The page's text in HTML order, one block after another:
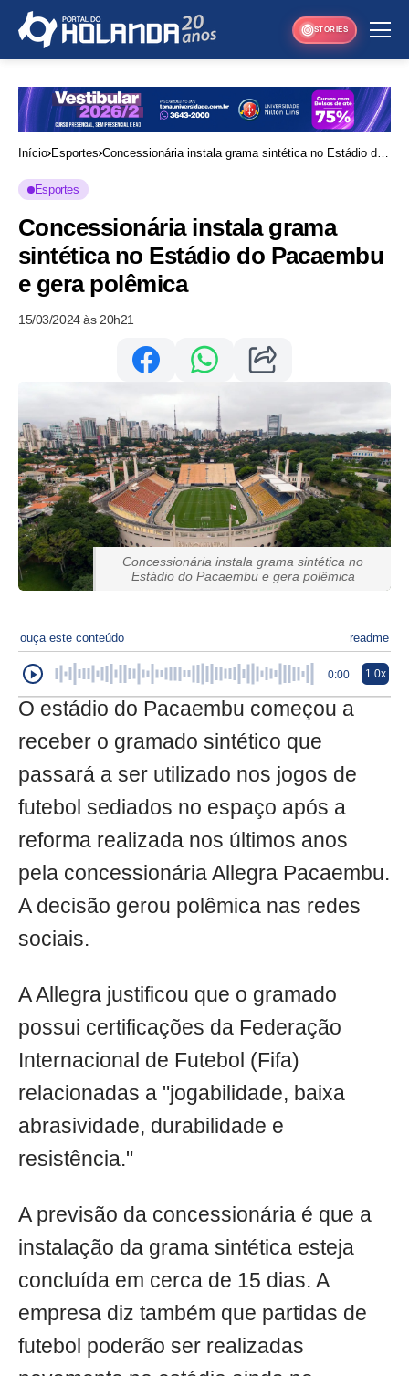
STORIES
Início Esportes Concessionária instala grama sintética no Estádio do
Esportes
Concessionária instala grama
sintética no Estádio do Pacaembu
e gera polêmica
15/03/2024 às 20h21
Concessionária instala grama sintética no
Estádio do Pacaembu e gera polêmica
ouça este conteúdo readme
0:00 1.0x
O estádio do Pacaembu começou a
receber o gramado sintético que
passará a ser utilizado nos jogos de
futebol sediados no espaço após a
reforma realizada nos últimos anos
pela concessionária Allegra Pacaembu.
A decisão gerou polêmica nas redes
sociais.
A Allegra justificou que o gramado
possui certificações da Federação
Internacional de Futebol (Fifa)
relacionadas a "jogabilidade, baixa
abrasividade, durabilidade e
resistência."
A previsão da concessionária é que a
instalação da grama sintética esteja
concluída em cerca de 15 dias. A
empresa diz também que partidas de
futebol poderão ser realizadas